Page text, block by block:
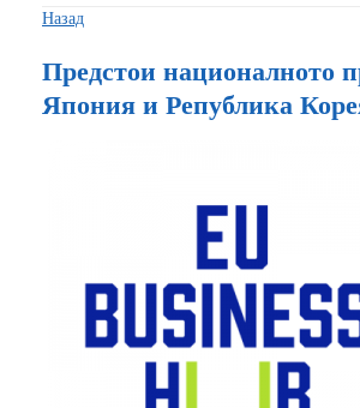
Назад
Предстои националното
Япония и Република